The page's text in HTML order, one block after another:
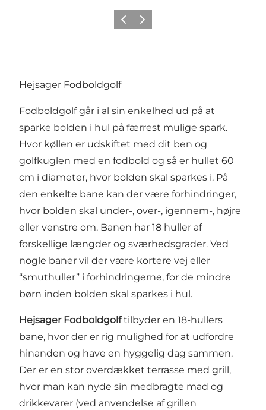
ForrigeNæste
Hejsager Fodboldgolf
Fodboldgolf går i al sin enkelhed ud på at
sparke bolden i hul på færrest mulige spark.
Hvor køllen er udskiftet med dit ben og
golfkuglen med en fodbold og så er hullet 60
cm i diameter, hvor bolden skal sparkes i. På
den enkelte bane kan der være forhindringer,
hvor bolden skal under-, over-, igennem-, højre
eller venstre om. Banen har 18 huller af
forskellige længder og sværhedsgrader. Ved
nogle baner vil der være kortere vej eller
“smuthuller” i forhindringerne, for de mindre
børn inden bolden skal sparkes i hul.
Hejsager Fodboldgolftilbyder en 18-hullers
bane, hvor der er rig mulighed for at udfordre
hinanden og have en hyggelig dag sammen.
Der er en stor overdækket terrasse med grill,
hvor man kan nyde sin medbragte mad og
drikkevarer (ved anvendelse af grillen